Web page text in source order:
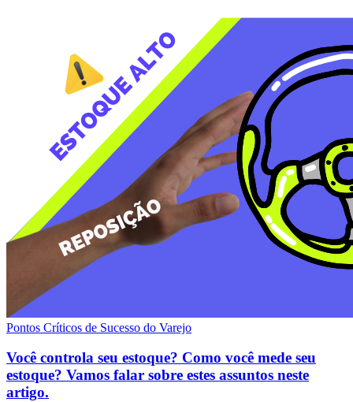
Pontos Críticos de Sucesso do Varejo
Você controla seu estoque? Como você mede seu
estoque? Vamos falar sobre estes assuntos neste
artigo.